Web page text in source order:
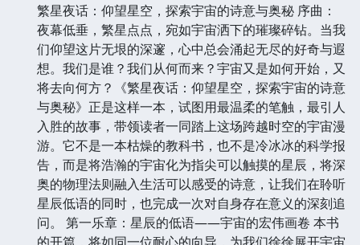
繁星夜话：仰望星空，探索宇宙的诗意与奥秘 序曲：
夜幕低垂，繁星点点，宛如宇宙洒下的璀璨碎钻。当我
们仰望这片无垠的深邃，心中总会涌起无尽的好奇与遐
想。我们是谁？我们从何而来？宇宙又是如何开始，又
将去向何方？《繁星夜话：仰望星空，探索宇宙的诗意
与奥秘》正是这样一本，试图用最温柔的笔触，最引人
入胜的故事，带领读者一同踏上这场跨越时空的宇宙漫
游。它不是一本枯燥的教科书，也不是冷冰冰的科学报
告，而是将浩瀚的宇宙化为指尖可以触摸的星辰，将深
奥的物理法则融入生活可以感受的诗意，让我们在聆听
星辰低语的同时，也完成一次对自身存在意义的深刻追
问。 第一乐章：星辰的低语——宇宙的宏伟画卷 本书